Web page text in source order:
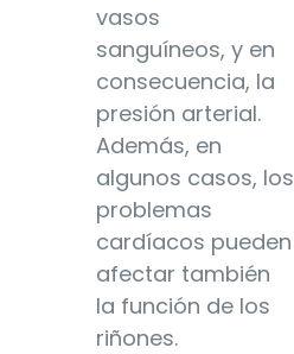
vasos
sanguíneos, y en
consecuencia, la
presión arterial.
Además, en
algunos casos, los
problemas
cardíacos pueden
afectar también
la función de los
riñones.